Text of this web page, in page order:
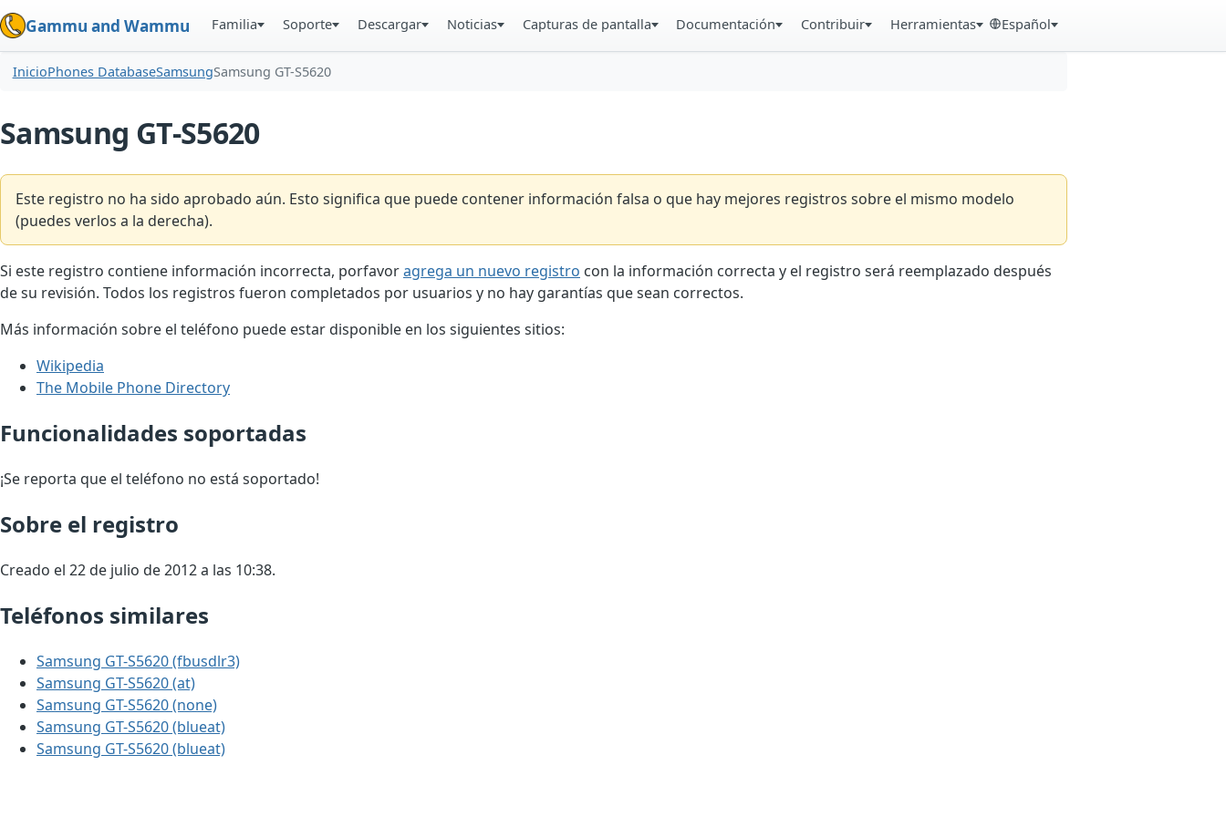
Gammu and Wammu Familia Soporte Descargar Noticias Capturas de pantalla Documentación Contribuir Herramientas Español
InicioPhones DatabaseSamsungSamsung GT-S5620
Samsung GT-S5620
Este registro no ha sido aprobado aún. Esto significa que puede contener información falsa o que hay mejores registros sobre el mismo modelo
(puedes verlos a la derecha).
Si este registro contiene información incorrecta, porfavoragrega un nuevo registro con la información correcta y el registro será reemplazado después
de su revisión. Todos los registros fueron completados por usuarios y no hay garantías que sean correctos.
Más información sobre el teléfono puede estar disponible en los siguientes sitios:
Wikipedia
The Mobile Phone Directory
Funcionalidades soportadas
¡Se reporta que el teléfono no está soportado!
Sobre el registro
Creado el 22 de julio de 2012 a las 10:38.
Teléfonos similares
Samsung GT-S5620 (fbusdlr3)
Samsung GT-S5620 (at)
Samsung GT-S5620 (none)
Samsung GT-S5620 (blueat)
Samsung GT-S5620 (blueat)